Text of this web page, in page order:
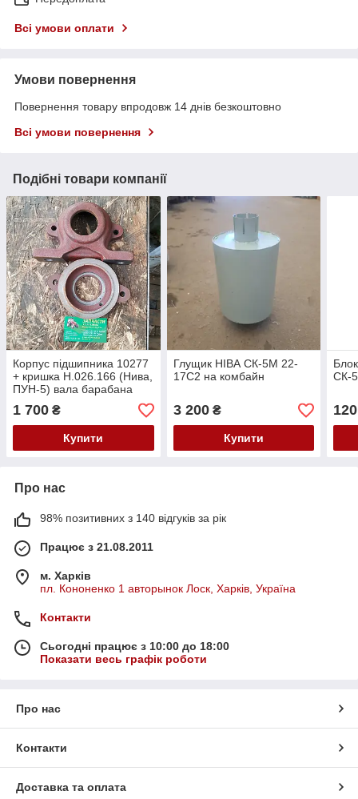
Всі умови оплати
Умови повернення
Повернення товару впродовж 14 днів безкоштовно
Всі умови повернення
Подібні товари компанії
Корпус підшипника 10277
+ кришка Н.026.166 (Нива,
ПУН-5) вала барабана
подрібнювача
1 700 ₴
Купити
Глущик НІВА СК-5М 22-
17С2 на комбайн
3 200₴
Купити
СК-
120
Про нас
98% позитивних з 140 відгуків за рік
Працює з 21.08.2011
м. Харків
пл. Кононенко 1 авторынок Лоск, Харків, Україна
Контакти
Сьогодні працює з 10:00 до 18:00
Показати весь графік роботи
Про нас
Контакти
Доставка та оплата